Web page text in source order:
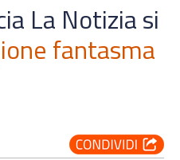
La Notizia si
fantasma